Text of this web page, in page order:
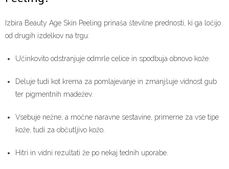
Izbira Beauty Age Skin Peeling prinaša številne prednosti, ki ga ločijo
od drugih izdelkov na trgu:
Učinkovito odstranjuje odmrle celice in spodbuja obnovo kože.
Deluje tudi kot krema za pomlajevanje in zmanjšuje vidnost gub
ter pigmentnih madežev.
Vsebuje nežne, a močne naravne sestavine, primerne za vse tipe
kože, tudi za občutljivo kožo.
Hitri in vidni rezultati že po nekaj tednih uporabe.